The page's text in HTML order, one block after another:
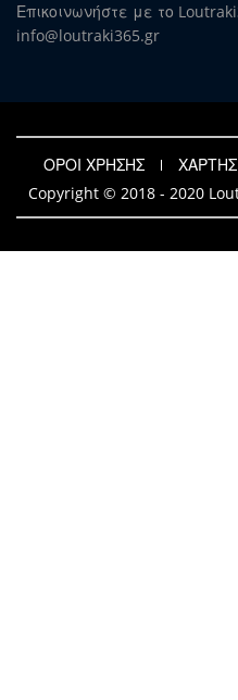
Επικοινωνήστε με το
info@loutraki365.gr
ΟΡΟΙ ΧΡΗΣΗΣ
Copyright © 2018 - 2020